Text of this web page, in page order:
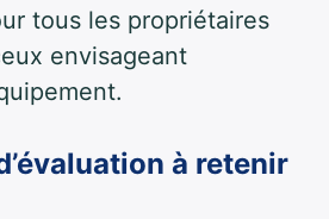
tous les propriétaires
envisageant
à retenir